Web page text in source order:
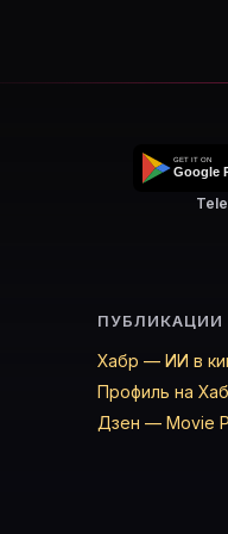
ПУБЛИКАЦИИ
Хабр — ИИ в
Профиль на
Дзен — Movie